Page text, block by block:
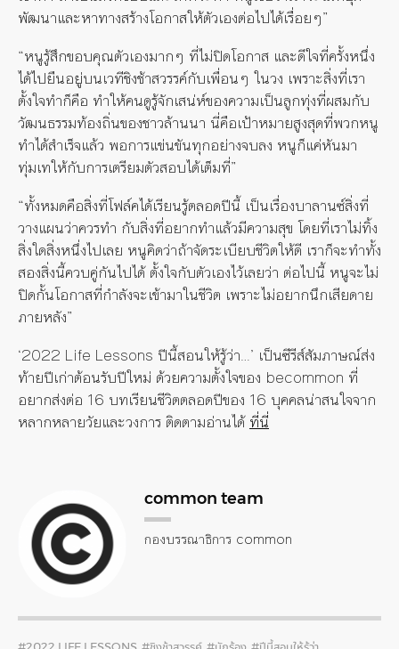
พัฒนาและหาทางสร้างโอกาสให้ตัวเองต่อไปได้เรื่อยๆ”
“หนูรู้สึกขอบคุณตัวเองมากๆ ที่ไม่ปิดโอกาส และดีใจที่ครั้งหนึ่ง
ได้ไปยืนอยู่บนเวทีชิงช้าสวรรค์กับเพื่อนๆ ในวง เพราะสิ่งที่เรา
ตั้งใจทำก็คือ ทำให้คนดูรู้จักเสน่ห์ของความเป็นลูกทุ่งที่ผสมกับ
วัฒนธรรมท้องถิ่นของชาวล้านนา นี่คือเป้าหมายสูงสุดที่พวกหนู
ทำได้สำเร็จแล้ว พอการแข่นขันทุกอย่างจบลง หนูก็แค่หันมา
ทุ่มเทให้กับการเตรียมตัวสอบได้เต็มที่”
“ทั้งหมดคือสิ่งที่โฟล์คได้เรียนรู้ตลอดปีนี้ เป็นเรื่องบาลานซ์สิ่งที่
วางแผนว่าควรทำ กับสิ่งที่อยากทำแล้วมีความสุข โดยที่เราไม่ทิ้ง
สิ่งใดสิ่งหนึ่งไปเลย หนูคิดว่าถ้าจัดระเบียบชีวิตให้ดี เราก็จะทำทั้ง
สองสิ่งนี้ควบคู่กันไปได้ ตั้งใจกับตัวเองไว้เลยว่า ต่อไปนี้ หนูจะไม่
ปิดกั้นโอกาสที่กำลังจะเข้ามาในชีวิต เพราะไม่อยากนึกเสียดาย
ภายหลัง”
‘2022 Life Lessons ปีนี้สอนให้รู้ว่า…’ เป็นซีรีส์สัมภาษณ์ส่ง
ท้ายปีเก่าต้อนรับปีใหม่ ด้วยความตั้งใจของ becommon ที่
อยากส่งต่อ 16 บทเรียนชีวิตตลอดปีของ 16 บุคคลน่าสนใจจาก
หลากหลายวัยและวงการ ติดตามอ่านได้ที่นี่
common team
กองบรรณาธิการ common